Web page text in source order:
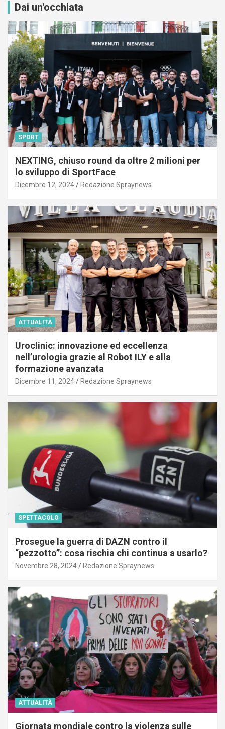
Dai un'occhiata
SPORT
NEXTING, chiuso round da oltre 2 milioni per
lo sviluppo di SportFace
Dicembre 12, 2024 Redazione Spraynews
ATTUALITÀ
Uroclinic: innovazione ed eccellenza
nell’urologia grazie al Robot ILY e alla
formazione avanzata
Dicembre 11, 2024 Redazione Spraynews
SPETTACOLO
Prosegue la guerra di DAZN contro il
“pezzotto”: cosa rischia chi continua a usarlo?
Novembre 28, 2024 Redazione Spraynews
ATTUALITÀ
Giornata mondiale contro la violenza sulle